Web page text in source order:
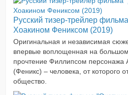
Русский тизер-трейлер
Хоакином Фениксом (2019)
Оригинальная и независимая
впервые воплощенная на
прочтение Филлипсом персонажа
(Феникс) – человека, от которого
общество.